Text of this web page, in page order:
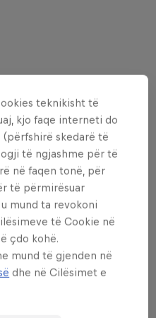
Heat 2
teknikisht të
kjo faqe interneti do
skedarë të
të ngjashme për të
në faqen tonë, për
të përmirësuar
mund ta revokoni
të Cookie në
çdo kohë.
mund të gjenden në
dhe në Cilësimet e